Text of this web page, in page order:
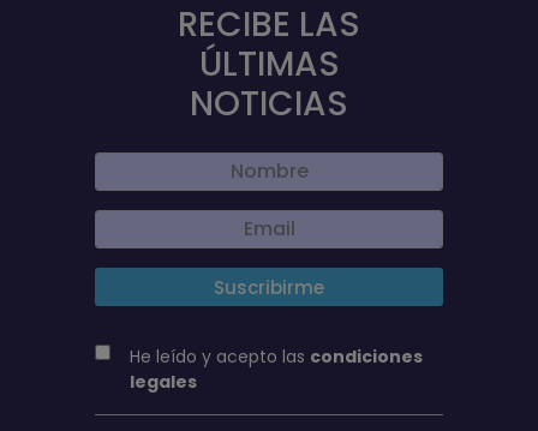
RECIBE LAS
ÚLTIMAS
NOTICIAS
He leído y acepto las condiciones
legales